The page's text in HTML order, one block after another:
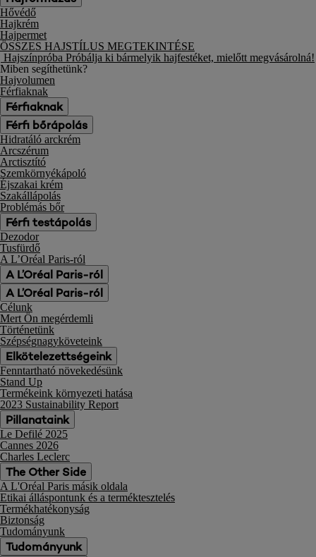
Hővédő
Hajkrém
Hajpermet
ÖSSZES HAJSTÍLUS MEGTEKINTÉSE
Hajszínpróba Próbálja ki bármelyik hajfestéket, mielőtt megvásárolná!
Miben segíthetünk?
Hajvolumen
Férfiaknak
Férfiaknak
Férfi bőrápolás
Hidratáló arckrém
Arcszérum
Arctisztító
Szemkörnyékápoló
Éjszakai krém
Szakállápolás
Problémás bőr
Férfi testápolás
Dezodor
Tusfürdő
A L’Oréal Paris-ról
A L’Oréal Paris-ról
A L’Oréal Paris-ról
Célunk
Mert Ön megérdemli
Történetünk
Szépségnagyköveteink
Elkötelezettségeink
Fenntartható növekedésünk
Stand Up
Termékeink környezeti hatása
2023 Sustainability Report
Pillanataink
Le Defilé 2025
Cannes 2026
Charles Leclerc
The Other Side
A L'Oréal Paris másik oldala
Etikai álláspontunk és a terméktesztelés
Termékhatékonyság
Biztonság
Tudományunk
Tudományunk